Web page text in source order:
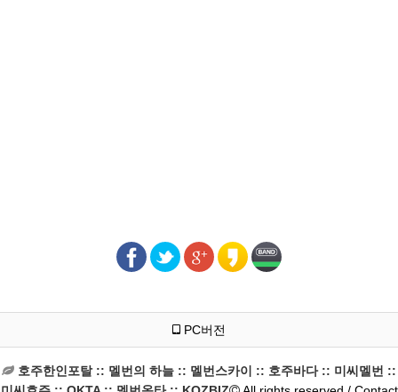
PC버전
호주한인포탈 :: 멜번의 하늘 :: 멜번스카이 :: 호주바다 :: 미씨멜번 ::